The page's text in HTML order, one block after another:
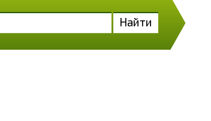
Найти